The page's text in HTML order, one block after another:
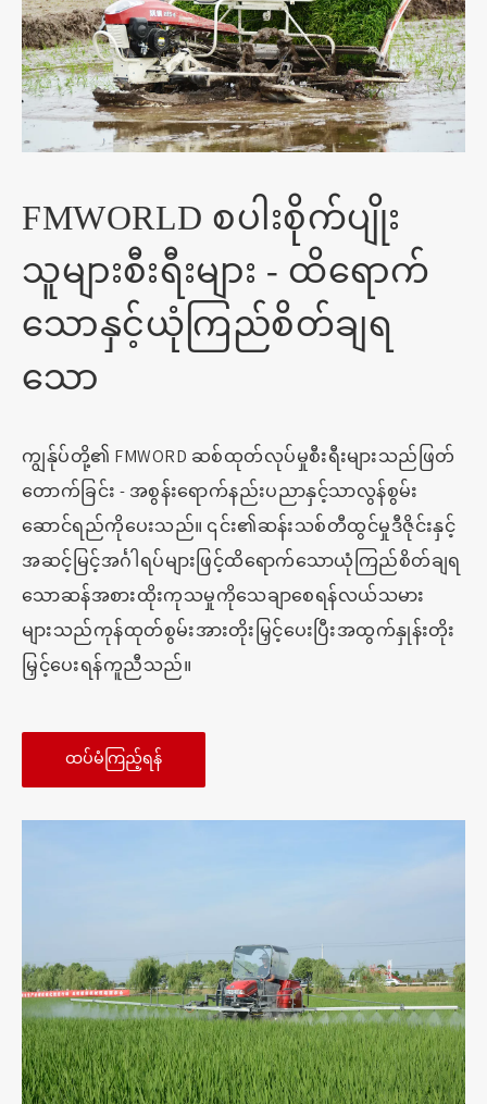
FMWORLD စပါးစိုက်ပျိုး
သူများစီးရီးများ - ထိရောက်
သောနှင့်ယုံကြည်စိတ်ချရ
သော
ကျွန်ုပ်တို့၏ FMWORD ဆစ်ထုတ်လုပ်မှုစီးရီးများသည်ဖြတ်
တောက်ခြင်း - အစွန်းရောက်နည်းပညာနှင့်သာလွန်စွမ်း
ဆောင်ရည်ကိုပေးသည်။ ၎င်း၏ဆန်းသစ်တီထွင်မှုဒီဇိုင်းနှင့်
အဆင့်မြင့်အင်္ဂါရပ်များဖြင့်ထိရောက်သောယုံကြည်စိတ်ချရ
သောဆန်အစားထိုးကုသမှုကိုသေချာစေရန်လယ်သမား
များသည်ကုန်ထုတ်စွမ်းအားတိုးမြှင့်ပေးပြီးအထွက်နှုန်းတိုး
မြှင့်ပေးရန်ကူညီသည်။
ထပ်မံကြည့်ရန်